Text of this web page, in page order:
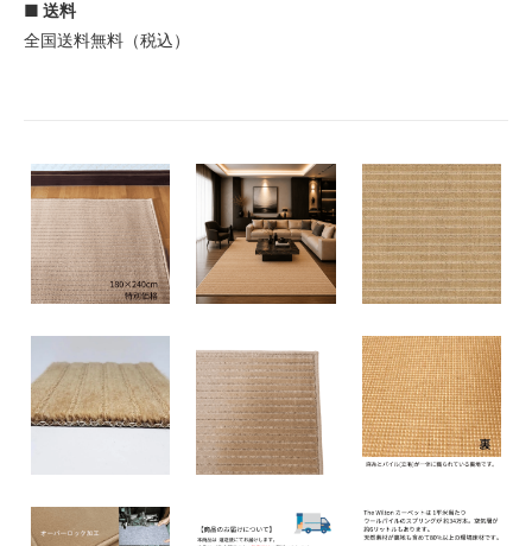
■ 送料
全国送料無料（税込）